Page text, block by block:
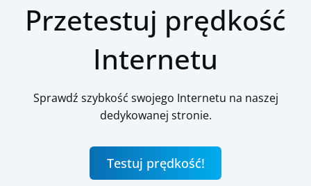
Przetestuj prędkość
Internetu
Sprawdź szybkość swojego Internetu na naszej
dedykowanej stronie.
Testuj prędkość!